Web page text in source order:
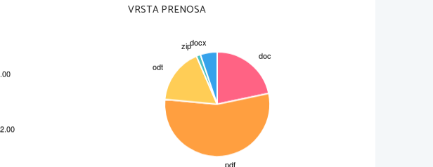
VRSTA PRENOSA